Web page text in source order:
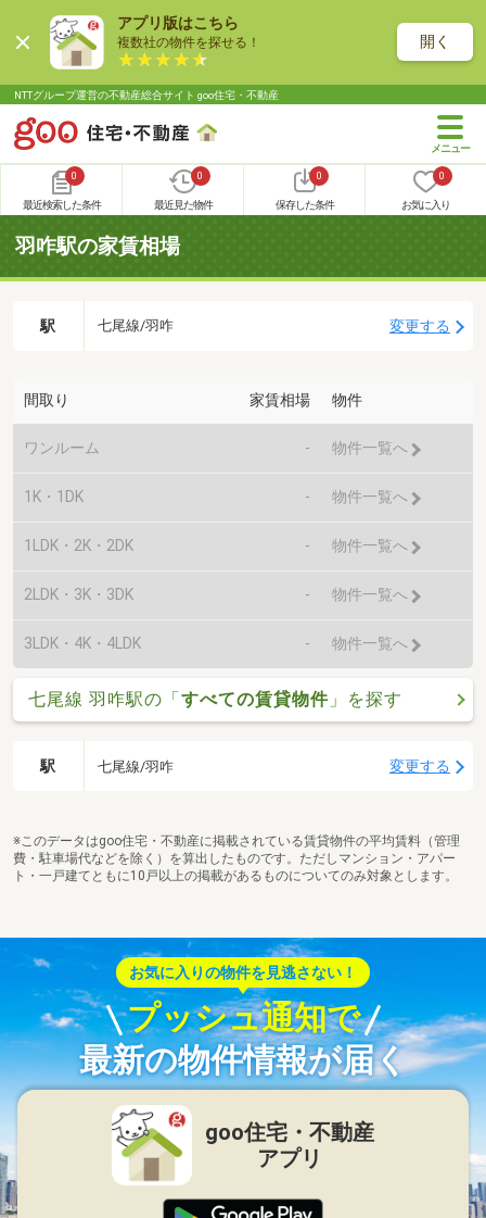
アプリ版はこちら
複数社の物件を探せる！ 開く
NTTグループ運営の不動産総合サイト goo住宅・不動産
0
最近検索した条件
0
最近見た物件
0
保存した条件
0
お気に入り
羽咋駅の家賃相場
駅 七尾線/羽咋 変更する
間取り 家賃相場 物件
ワンルーム - 物件一覧へ
1K・1DK - 物件一覧へ
1LDK・2K・2DK - 物件一覧へ
2LDK・3K・3DK - 物件一覧へ
3LDK・4K・4LDK - 物件一覧へ
七尾線 羽咋駅の「すべての賃貸物件 」を探す
駅 七尾線/羽咋 変更する
※このデータはgoo住宅・不動産に掲載されている賃貸物件の平均賃料（管理
費・駐車場代などを除く）を算出したものです。ただしマンション・アパー
ト・一戸建てともに10戸以上の掲載があるものについてのみ対象とします。
お気に入りの物件を見逃さない！
プッシュ通知で
最新の物件情報が届く
goo住宅・不動産
アプリ